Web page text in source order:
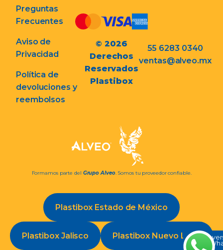
en
Preguntas
Frecuentes
Aviso de
Privacidad
Política de
devoluciones y
reembolsos
© 2026
Derechos
Reservados
Plastibox
55 6283 0340
ventas@alveo.mx
Formamos parte del Grupo Alveo. Somos tu proveedor confiable.
Plastibox Estado de México
Plastibox Jalisco Plastibox Nuevo León